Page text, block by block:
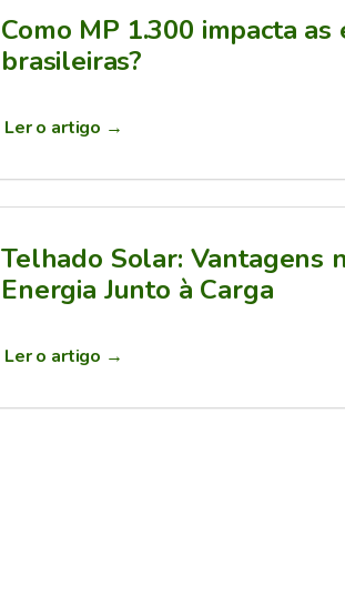
Como MP 1.300 impacta as
brasileiras?
Ler o artigo →
Telhado Solar: Vantagens
Energia Junto à Carga
Ler o artigo →